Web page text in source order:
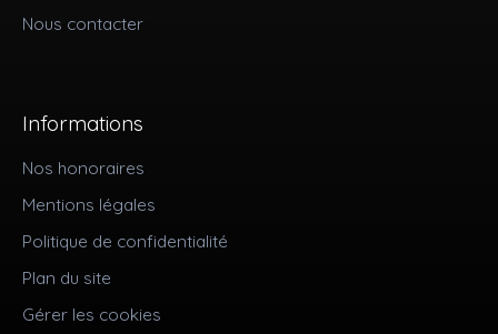
Nous contacter
Informations
Nos honoraires
Mentions légales
Politique de confidentialité
Plan du site
Gérer les cookies